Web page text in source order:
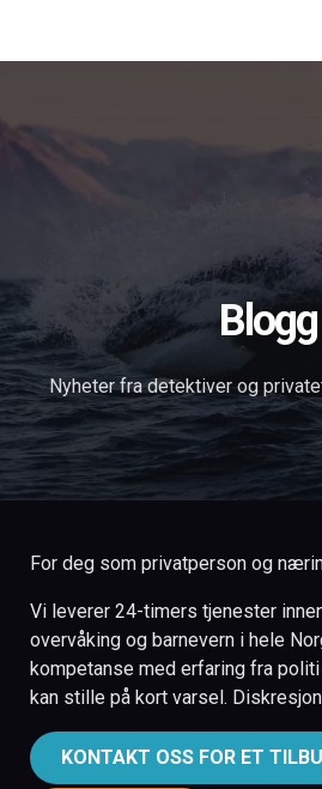
Blogg
Nyheter fra detektiver og
For deg som privatperson og
Vi leverer 24-timers tjenester
overvåking og barnevern i hele
kompetanse med erfaring fra
kan stille på kort varsel.
KONTAKT OSS FOR ET